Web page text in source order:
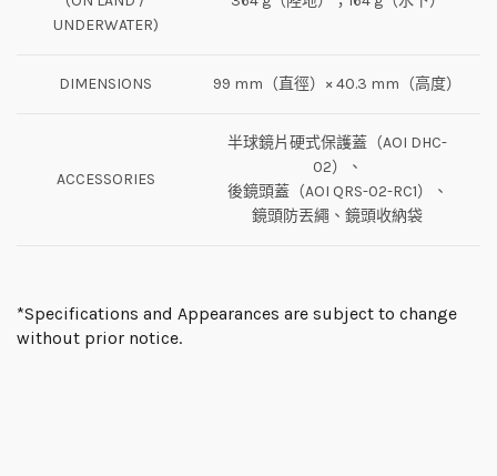
UNDERWATER)
DIMENSIONS 99 mm（直徑）× 40.3 mm（高度）
ACCESSORIES
半球鏡片硬式保護蓋（AOI DHC-
02）、
後鏡頭蓋（AOI QRS-02-RC1）、
鏡頭防丟繩、鏡頭收納袋
*Specifications and Appearances are subject to change
without prior notice.